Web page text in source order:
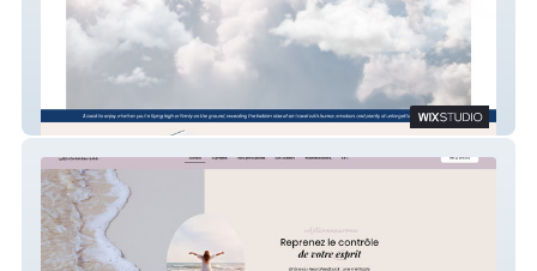
Life in the clouds